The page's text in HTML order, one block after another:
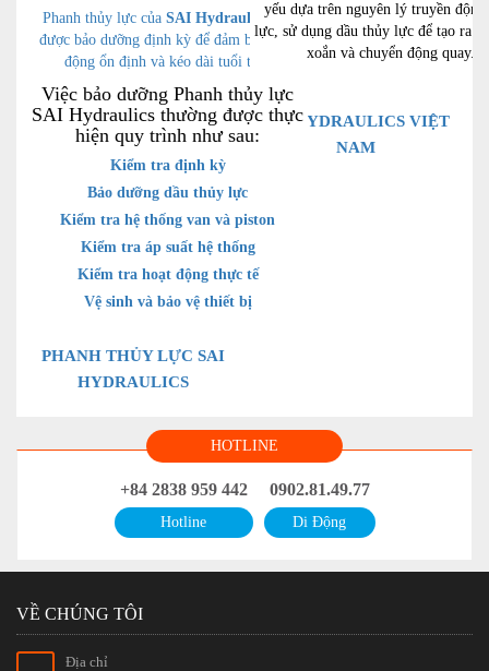
Phanh thủy lực của SAI Hydraulicscần
được bảo dưỡng định kỳ để đảm bảo hoạt
động ổn định và kéo dài tuổi thọ.
Việc bảo dưỡng Phanh thủy lực
SAI Hydraulics thường được thực
hiện quy trình như sau:
Kiểm tra định kỳ
Bảo dưỡng dầu thủy lực
Kiểm tra hệ thống van và piston
Kiểm tra áp suất hệ thống
Kiểm tra hoạt động thực tế
Vệ sinh và bảo vệ thiết bị
PHANH THỦY LỰC SAI
HYDRAULICS
yếu dựa trên nguyên lý truyền
lực, sử dụng dầu thủy lực để tạo ra
xoắn và chuyển động quay.
SAI HYDRAULICS VIỆT
NAM
HOTLINE
+84 2838 959 442
Hotline
0902.81.49.77
Di Động
VỀ CHÚNG TÔI
Địa chỉ